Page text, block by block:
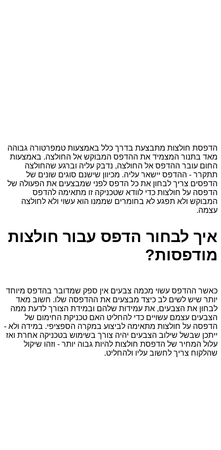
הדפסת חולצות מתבצעת בדרך כלל באמצעות טמפרטורה גבוהה
מאד בתנור המצמיד את ההדפס המבוקש אל החולצה. באמצעות
החום עובר ההדפס אל החולצה, נדבק עליה וברגע שהחולצה
תתקרר - ההדפס יישאר עליה. מכיוון שישנם סוגים שונים של
הדפסים צריך לבחון את כל הדפס לפני שמבצעים את הפעולה של
הדפסה על חולצות כדי לוודא שטכניקה זו מתאימה להדפס
המבוקש ולא תפגע לא בחומרים שממנו הוא עשוי ולא לחולצה
עצמה.
איך לבחור הדפס עבור חולצות
מודפסות?
כאשר ההדפס עשוי מכמה צבעים אין ספק שמדובר בהדפס מיוחד
יותר שיש לשים לב כיצד מבצעים את ההדפסה שלו. חשוב מאד
לבחון את הצבעים, את עמידות שלהם ובמידת הצורך לדעת ממה
הצבעים עצמם עשויים כדי להחליט האם טכניקת החימום של
הדפסה על חולצות מתאימה לביצוע במקרה הספציפי. במידה ולא -
ייתכן שבשל שילוב הצבעים יהיה צורך בשימוש בטכניקה אחרת ואז
עלול המחיר של הדפסת חולצות להיות גבוה יותר - וזהו שיקול
שהלקוח צריך לחשוב עליו ולהחליט.